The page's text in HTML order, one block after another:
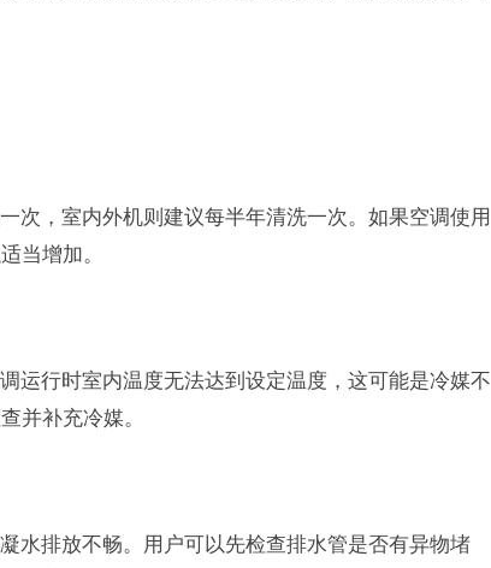
次，室内外机则建议每半年清洗一次。如果空调使用
当增加。
运行时室内温度无法达到设定温度，这可能是冷媒不
并补充冷媒。
水排放不畅。用户可以先检查排水管是否有异物堵